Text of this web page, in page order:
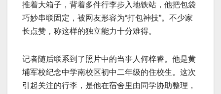
推着大箱子，背着多件行李步入地铁站，他把包袋
巧妙串联固定，被网友形容为“打包神技”。不少家
长点赞，称这样的独立能力十分难得。
记者随后联系到了照片中的当事人何梓睿。他是黄
埔军校纪念中学南校区初中二年级的住校生。这次
引起关注的行李，是他在宿舍里由同学协助整理，